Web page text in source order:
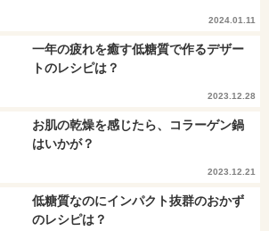
2024.01.11
一年の疲れを癒す低糖質で作るデザー
トのレシピは？
2023.12.28
お肌の乾燥を感じたら、コラーゲン鍋
はいかが？
2023.12.21
低糖質なのにインパクト抜群のおかず
のレシピは？